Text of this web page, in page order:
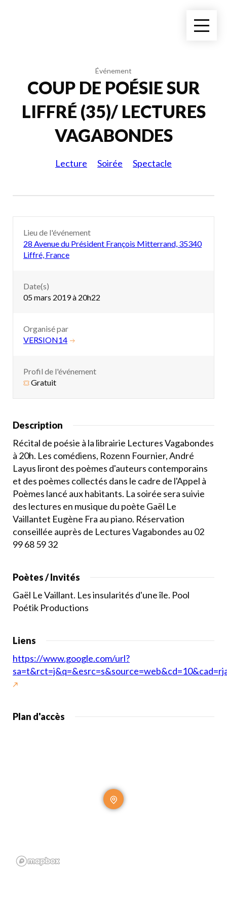
Événement
COUP DE POÉSIE SUR
LIFFRÉ (35)/ LECTURES
VAGABONDES
Lecture Soirée Spectacle
Lieu de l'événement
28 Avenue du Président François Mitterrand, 35340
Liffré, France
Date(s)
05 mars 2019 à 20h22
Organisé par
VERSION14
Profil de l'événement
Gratuit
Description
Récital de poésie à la librairie Lectures Vagabondes
à 20h. Les comédiens, Rozenn Fournier, André
Layus liront des poèmes d'auteurs contemporains
et des poèmes collectés dans le cadre de l'Appel à
Poèmes lancé aux habitants. La soirée sera suivie
des lectures en musique du poète Gaël Le
Vaillantet Eugène Fra au piano. Réservation
conseillée auprès de Lectures Vagabondes au 02
99 68 59 32
Poètes / Invités
Gaël Le Vaillant. Les insularités d'une île. Pool
Poétik Productions
Liens
https://www.google.com/url?
Plan d'accès